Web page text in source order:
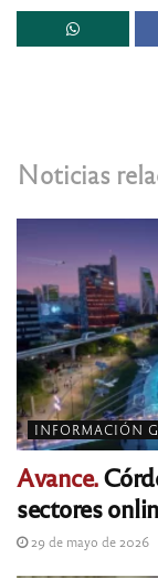
Noticias
INFORMACIÓN
Avance.
sectores
29 de mayo de 2026